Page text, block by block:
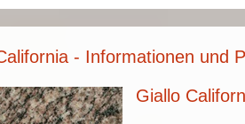
- Informationen und
Giallo